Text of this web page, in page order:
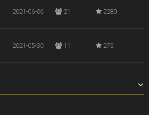
2021-06-06 21 2280
2021-05-30 11 275